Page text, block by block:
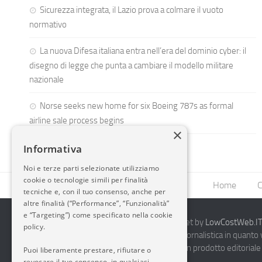
Sicurezza integrata, il Lazio prova a colmare il vuoto
normativo
La nuova Difesa italiana entra nell’era del dominio cyber: il
disegno di legge che punta a cambiare il modello militare
nazionale
Norse seeks new home for six Boeing 787s as formal
airline sale process begins
Home
2014-2026 AvioBlog - Creazione Siti Internet by
Questo blog non rappresenta una testata giornalistica in
periodicità. Non può pertanto considerarsi un prodotto
×
Informativa
Noi e terze parti selezionate utilizziamo
cookie o tecnologie simili per finalità
tecniche e, con il tuo consenso, anche per
altre finalità (“Performance”, “Funzionalità”
e “Targeting”) come specificato nella cookie
policy.
Puoi liberamente prestare, rifiutare o